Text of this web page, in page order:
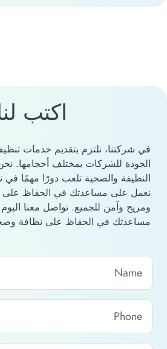
اكتب
في شركتنا، نلتزم بتقديم خدمات
الجودة للشركات بمختلف أحجامها.
النظيفة والصحية تلعب دورًا مهمًا
نعمل على مساعدتك في الحفاظ
ومريح وآمن للجميع. تواصل معنا
مساعدتك في الحفاظ على نظافة